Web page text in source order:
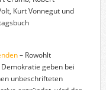
Kurt Vonnegut und
– Rowohlt
geben bei
unbeschrifteten